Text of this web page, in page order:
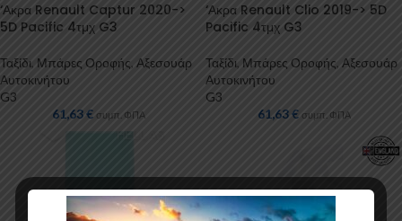
‘Ακρα Renault Captur 2020->
5D Pacific 4τμχ G3
Ταξίδι, Μπάρες Οροφής, Αξεσουάρ
Αυτοκινήτου
G3
61,63€ συμπ. ΦΠΑ
‘Ακρα Renault Clio 2019-> 5D
Pacific 4τμχ G3
Ταξίδι, Μπάρες Οροφής, Αξεσουάρ
Αυτοκινήτου
G3
61,63€ συμπ. ΦΠΑ